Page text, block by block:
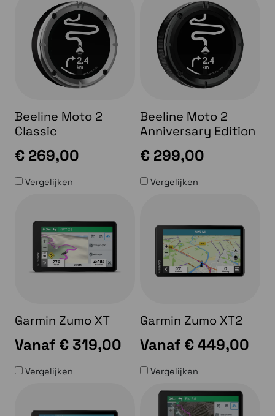
Beeline Moto 2
Classic
€ 269,00
Vergelijken
Beeline Moto 2
Anniversary Edition
€ 299,00
Vergelijken
Garmin Zumo XT
Vanaf € 319,00
Vergelijken
Garmin Zumo XT2
Vanaf € 449,00
Vergelijken